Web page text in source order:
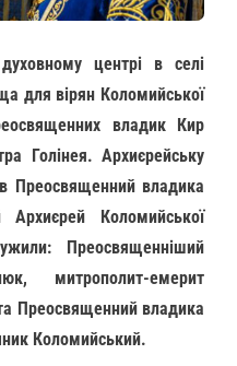
центрі в селі
для вірян Коломийської
владик Кир
Голінея. Архиєрейську
Преосвященний владика
Архиєрей Коломийської
Преосвященніший
митрополит-емерит
Преосвященний владика
Коломийський.